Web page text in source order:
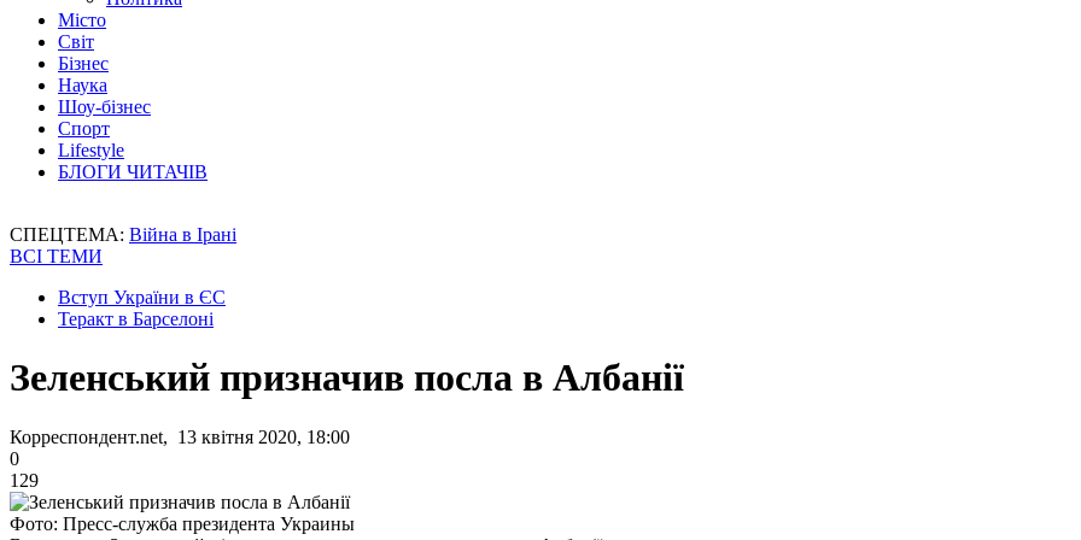
Місто
Світ
Бізнес
Наука
Шоу-бізнес
Спорт
Lifestyle
БЛОГИ ЧИТАЧІВ
СПЕЦТЕМА: Війна в Ірані
ВСІ ТЕМИ
Вступ України в ЄС
Теракт в Барселоні
Зеленський призначив посла в Албанії
Корреспондент.net, 13 квітня 2020, 18:00
0
129
Фото: Пресс-служба президента Украины